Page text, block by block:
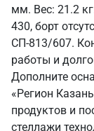
мм. Вес: 21.2
430, борт
СП-813/607.
работы и
Дополните
«Регион
продуктов и
стеллажи